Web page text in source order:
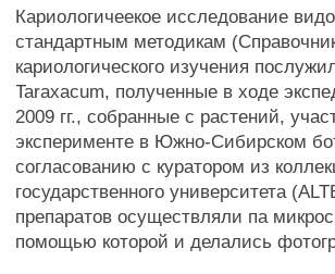
Кариологичеекое исследование
стандартным методикам
кариологического изучения
Taraxacum, полученные в ходе
2009 гг., собранные с растений,
эксперименте в Южно-Сибирском
согласованию с куратором из
государственного университета
препаратов осуществляли па
помощью которой и делались